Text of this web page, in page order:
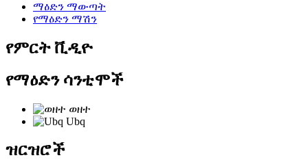
ማዕድን ማውጣት
የማዕድን ማሽን
የምርት ቪዲዮ
የማዕድን ሳንቲሞች
ወዘተ
Ubq
ዝርዝሮች